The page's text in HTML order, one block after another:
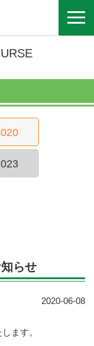
らせ
2020-06-08
ます。